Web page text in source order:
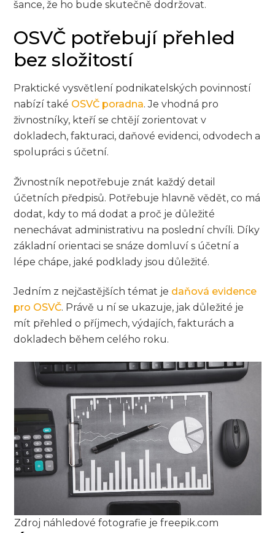
šance, že ho bude skutečně dodržovat.
OSVČ potřebují přehled
bez složitostí
Praktické vysvětlení podnikatelských povinností
nabízí také OSVČ poradna. Je vhodná pro
živnostníky, kteří se chtějí zorientovat v
dokladech, fakturaci, daňové evidenci, odvodech a
spolupráci s účetní.
Živnostník nepotřebuje znát každý detail
účetních předpisů. Potřebuje hlavně vědět, co má
dodat, kdy to má dodat a proč je důležité
nenechávat administrativu na poslední chvíli. Díky
základní orientaci se snáze domluví s účetní a
lépe chápe, jaké podklady jsou důležité.
Jedním z nejčastějších témat je daňová evidence
pro OSVČ. Právě u ní se ukazuje, jak důležité je
mít přehled o příjmech, výdajích, fakturách a
dokladech během celého roku.
Zdroj náhledové fotografie je freepik.com